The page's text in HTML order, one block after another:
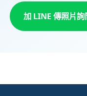
加 LINE 傳照片詢